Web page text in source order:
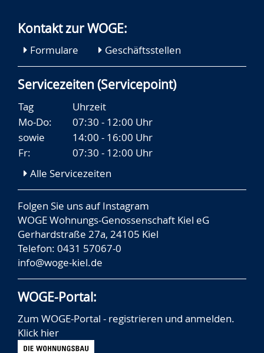
Kontakt zur WOGE:
Formulare Geschäftsstellen
Servicezeiten (Servicepoint)
Tag
Uhrzeit
Mo-Do:
07:30 - 12:00 Uhr
sowie
14:00 - 16:00 Uhr
Fr:
07:30 - 12:00 Uhr
Alle Servicezeiten
Folgen Sie uns aufInstagram
WOGE Wohnungs-Genossenschaft Kiel eG
Gerhardstraße 27a, 24105 Kiel
Telefon: 0431 57067-0
info@woge-kiel.de
WOGE-Portal:
Zum WOGE-Portal - registrieren und anmelden.
Klick hier